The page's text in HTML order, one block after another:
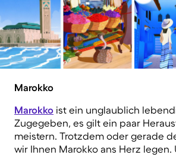
Marokko
Marokko ist ein unglaublich
Zugegeben, es gilt ein paar
meistern. Trotzdem oder gerade
wir Ihnen Marokko ans Herz